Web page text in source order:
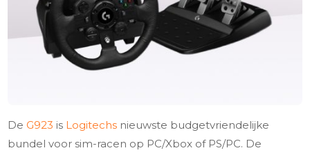
De G923 is Logitechs nieuwste budgetvriendelijke
bundel voor sim-racen op PC/Xbox of PS/PC. De